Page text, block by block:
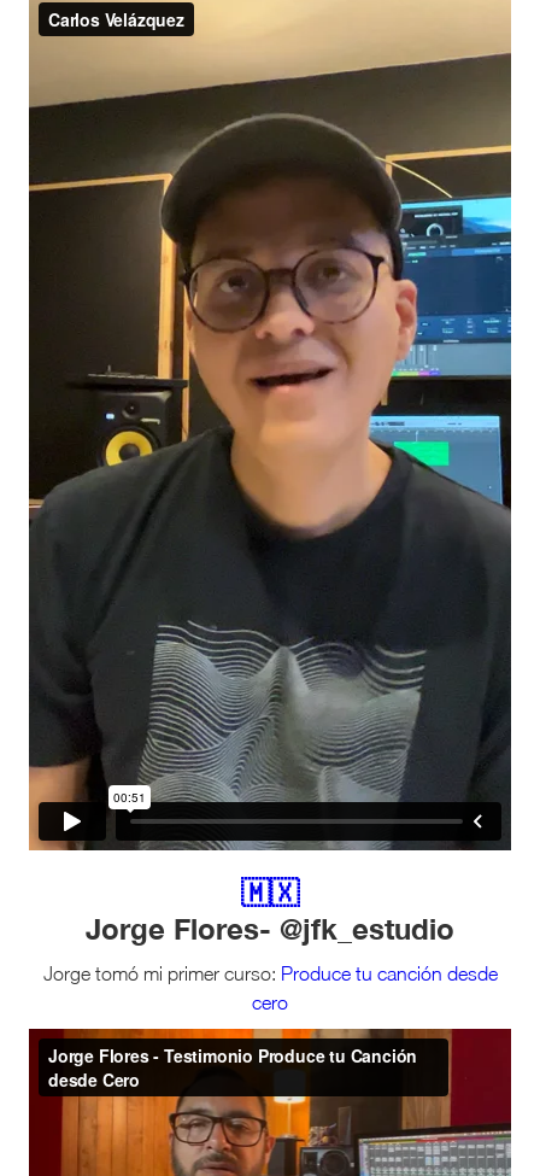
🇲🇽
Jorge Flores- @jfk_estudio
Jorge tomó mi primer curso: Produce tu canción desde
cero